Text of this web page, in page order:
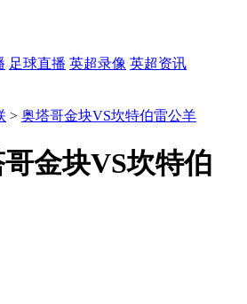
足球直播 英超录像 英超资讯
> 奥塔哥金块VS坎特伯雷公羊
金块VS坎特伯